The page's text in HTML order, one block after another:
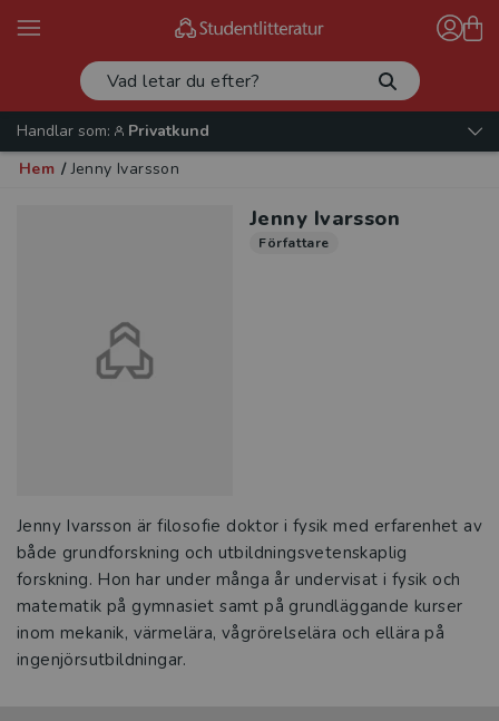
Handlar som:
Privatkund
Hem / Jenny Ivarsson
Jenny Ivarsson
Författare
Jenny Ivarsson är filosofie doktor i fysik med erfarenhet av
både grundforskning och utbildningsvetenskaplig
forskning. Hon har under många år undervisat i fysik och
matematik på gymnasiet samt på grundläggande kurser
inom mekanik, värmelära, vågrörelselära och ellära på
ingenjörsutbildningar.